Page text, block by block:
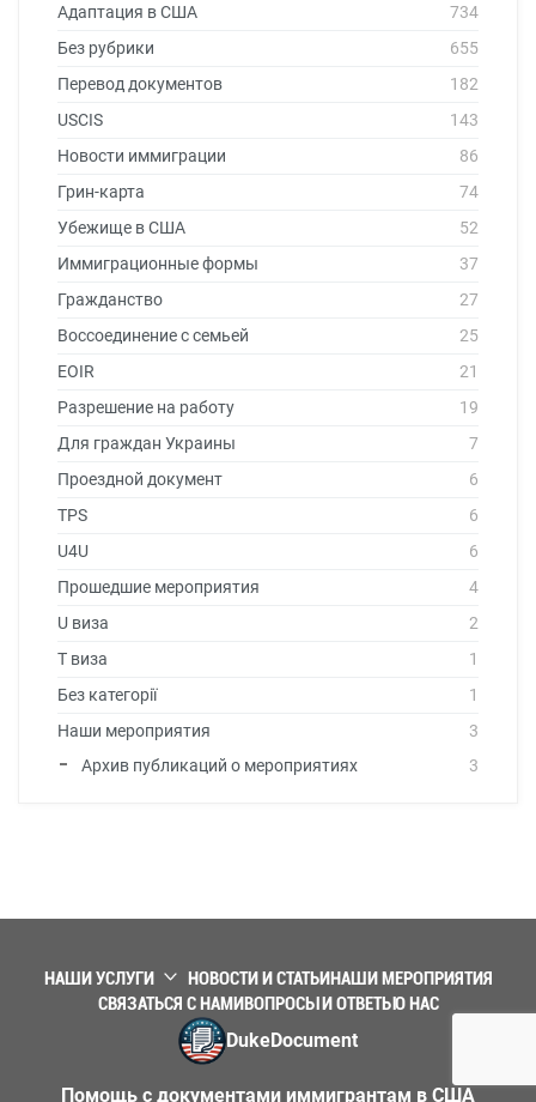
Адаптация в США
734
Без рубрики
655
Перевод документов
182
USCIS
143
Новости иммиграции
86
Грин-карта
74
Убежище в США
52
Иммиграционные формы
37
Гражданство
27
Воссоединение с семьей
25
EOIR
21
Разрешение на работу
19
Для граждан Украины
7
Проездной документ
6
TPS
6
U4U
6
Прошедшие мероприятия
4
U виза
2
T виза
1
Без категорії
1
Наши мероприятия
3
Архив публикаций о мероприятиях
3
НАШИ УСЛУГИ НОВОСТИ И СТАТЬИНАШИ МЕРОПРИЯТИЯ
СВЯЗАТЬСЯ С НАМИВОПРОСЫ И ОТВЕТЫО НАС
DukeDocument
Помощь с документами иммигрантам в США